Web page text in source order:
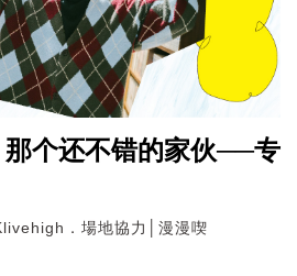
那个还不错的家伙──专
．場地協力│漫漫喫